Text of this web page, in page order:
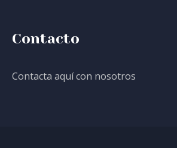
Contacto
Contacta aquí con nosotros